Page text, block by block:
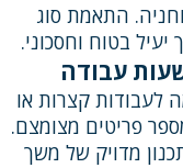
התאמת סוג
בטוח וחסכוני.
עבודה
קצרות או
פריטים מצומצם.
מדויק של משך